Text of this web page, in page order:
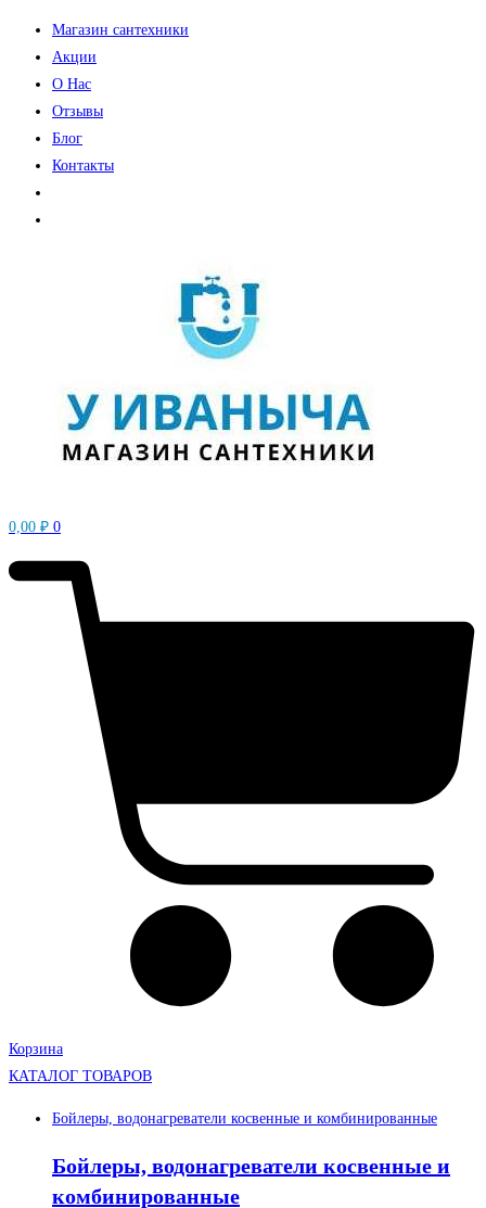
Магазин сантехники
Акции
О Нас
Отзывы
Блог
Контакты
0,00 ₽ 0
Корзина
КАТАЛОГ ТОВАРОВ
Бойлеры, водонагреватели косвенные и комбинированные
Бойлеры, водонагреватели косвенные и
комбинированные